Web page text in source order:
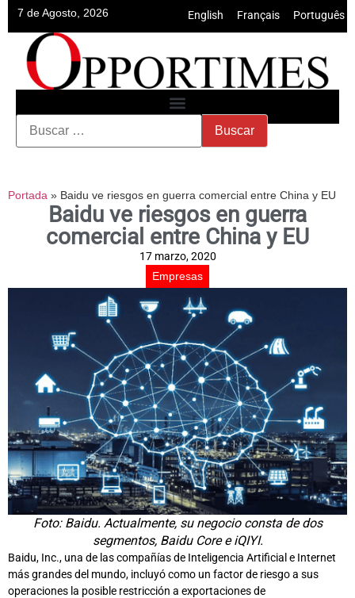
7 de Agosto, 2026 English Français Português
Portada » Baidu ve riesgos en guerra comercial entre China y EU
Baidu ve riesgos en guerra
comercial entre China y EU
17 marzo, 2020
Empresas
Foto: Baidu. Actualmente, su negocio consta de dos
segmentos, Baidu Core e iQIYI.
Baidu, Inc., una de las compañías de Inteligencia Artificial e Internet
más grandes del mundo, incluyó como un factor de riesgo a sus
operaciones la posible restricción a exportaciones de